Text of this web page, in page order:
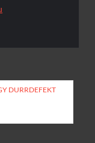
DURRDEFEKT